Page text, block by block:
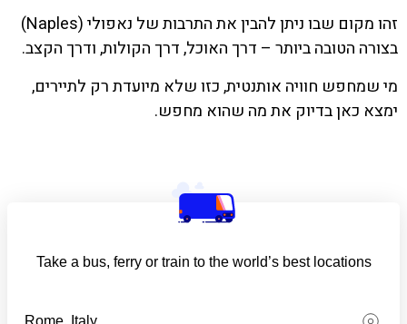
זהו מקום שבו ניתן להבין את התרבות של נאפולי (Naples)
בצורה הטובה ביותר – דרך האוכל, דרך הקולות, ודרך הקצב.
מי שמחפש חוויה אותנטית, כזו שלא מיועדת רק לתיירים,
ימצא כאן בדיוק את מה שהוא מחפש.
Take a bus, ferry or train to the world’s best locations